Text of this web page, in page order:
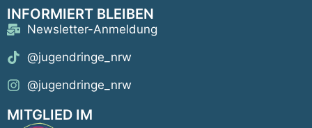
INFORMIERT BLEIBEN
Newsletter-Anmeldung
@jugendringe_nrw
@jugendringe_nrw
MITGLIED IM